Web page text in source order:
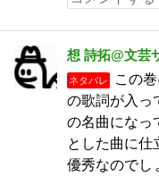
想 詩拓@文芸
ネタバレ
この
の歌詞が入っ
の名曲にな
とした曲に仕
優秀なのでし